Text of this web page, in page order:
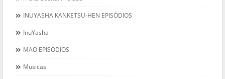
INUYASHA KANKETSU-HEN EPISÓDIOS
InuYasha
MAO EPISÓDIOS
Musicas